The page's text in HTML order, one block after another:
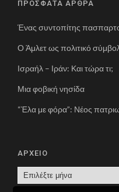
ΠΡΟΣΦΑΤΑ ΑΡΘΡΑ
Ένας συντοπίτης
Ο Άμλετ ως πολιτικό
Ισραήλ – Ιράν: Και τώρα τι;
Μια φοβική νησίδα
“Έλα με φόρα”: Νέος
ΑΡΧΕΙΟ
Ρ